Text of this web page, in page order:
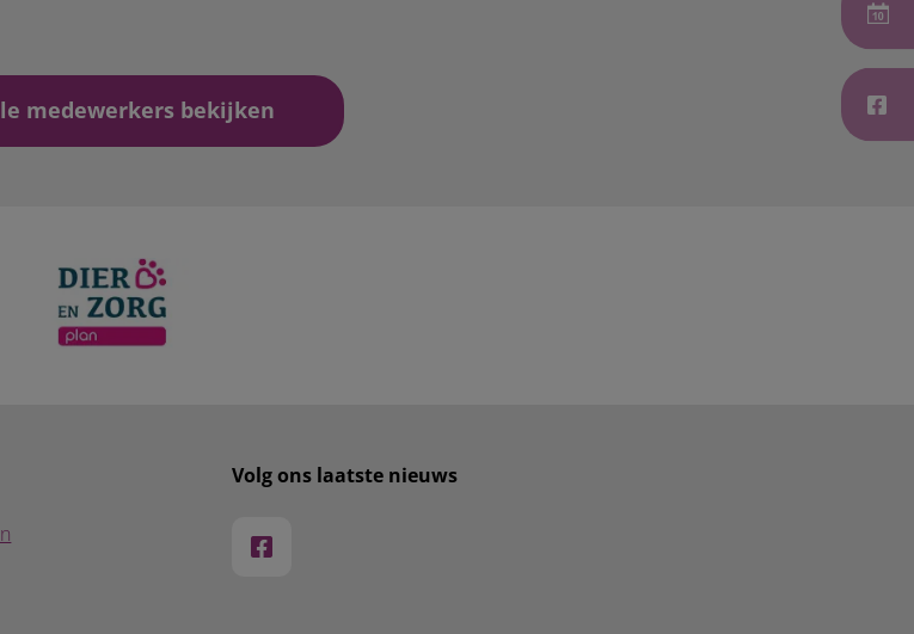
medewerkers bekijken
Volg ons laatste nieuws